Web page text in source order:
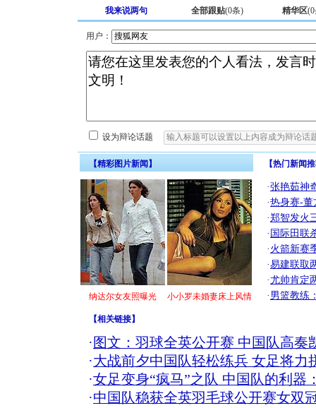
我来说两句 全部跟贴(0条) 精华区(0
用户：
设为辩论话题
【精彩图片新闻】
纳达尔女友照曝光 小小罗未婚妻床上风情
【热门新闻
·张艳茹神
·热身赛-董
·郑智发火
· 国际田联
· 火箭新赛
·易建联取
·尤帅肯定
· 男篮教练
【相关链接】
· 图文：羽球全英公开赛 中国队高奏
·大战前夕中国队轻松练兵 女足将力
·女足变身“疯马”之队 中国队的利器
·中国队稳获全英羽毛球公开赛女双